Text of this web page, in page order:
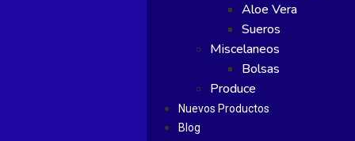
Aloe Vera
Sueros
Miscelaneos
Bolsas
Produce
Nuevos Productos
Blog